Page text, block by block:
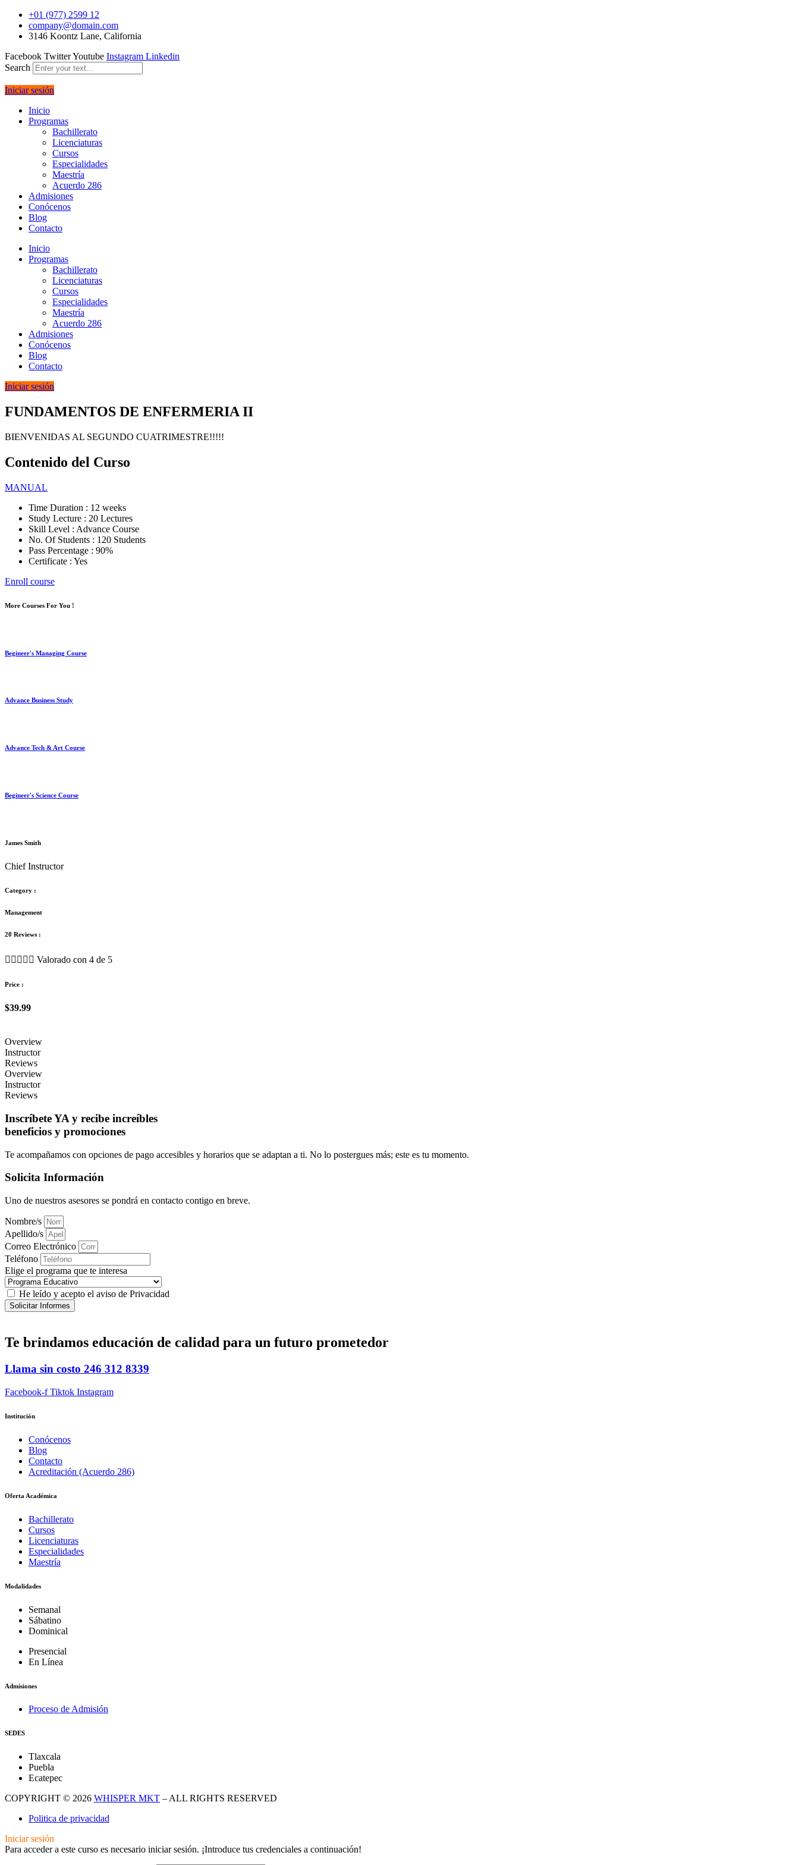
+01 (977) 2599 12
company@domain.com
3146 Koontz Lane, California
Facebook TwitterYoutube Instagram Linkedin
Search
Iniciar sesión
Inicio
Programas
Bachillerato
Licenciaturas
Cursos
Especialidades
Maestría
Acuerdo 286
Admisiones
Conócenos
Blog
Contacto
Inicio
Programas
Bachillerato
Licenciaturas
Cursos
Especialidades
Maestría
Acuerdo 286
Admisiones
Conócenos
Blog
Contacto
Iniciar sesión
FUNDAMENTOS DE ENFERMERIA II
BIENVENIDAS AL SEGUNDO CUATRIMESTRE!!!!!
Contenido del Curso
MANUAL
Time Duration : 12 weeks
Study Lecture : 20 Lectures
Skill Level : Advance Course
No. Of Students : 120 Students
Pass Percentage : 90%
Certificate : Yes
Enroll course
More Courses For You !
Begineer's Managing Course
Advance Business Study
Advance Tech & Art Course
Begineer's Science Course
James Smith
Chief Instructor
Category :
Management
20 Reviews :
     Valorado con 4 de 5
Price :
$39.99
Overview
Instructor
Reviews
Overview
Instructor
Reviews
Inscríbete YA y recibe increíbles
beneficios y promociones
Te acompañamos con opciones de pago accesibles y horarios que se adaptan a ti. No lo postergues más; este es tu momento.
Solicita Información
Uno de nuestros asesores se pondrá en contacto contigo en breve.
Nombre/s
Apellido/s
Correo Electrónico
Teléfono
Elige el programa que te interesa
He leído y acepto el aviso de Privacidad
Solicitar Informes
Te brindamos educación de calidad para un futuro prometedor
Llama sin costo 246 312 8339
Facebook-f Tiktok Instagram
Institución
Conócenos
Blog
Contacto
Acreditación (Acuerdo 286)
Oferta Académica
Bachillerato
Cursos
Licenciaturas
Especialidades
Maestría
Modalidades
Semanal
Sábatino
Dominical
Presencial
En Línea
Admisiones
Proceso de Admisión
SEDES
Tlaxcala
Puebla
Ecatepec
COPYRIGHT © 2026 WHISPER MKT – ALL RIGHTS RESERVED
Politica de privacidad
Iniciar sesión
Para acceder a este curso es necesario iniciar sesión. ¡Introduce tus credenciales a continuación!